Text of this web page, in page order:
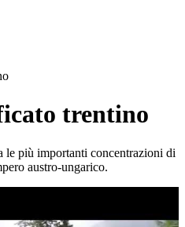
trentino
le più importanti concentrazioni di
austro-ungarico.